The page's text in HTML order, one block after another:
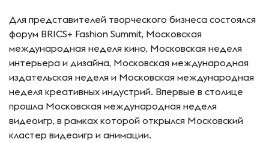
Для представителей творческого бизнеса состоялся
форум BRICS+ Fashion Summit, Московская
международная неделя кино, Московская неделя
интерьера и дизайна, Московская международная
издательская неделя и Московская международная
неделя креативных индустрий. Впервые в столице
прошла Московская международная неделя
видеоигр, в рамках которой открылся Московский
кластер видеоигр и анимации.